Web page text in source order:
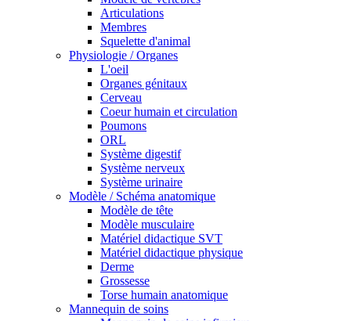
Articulations
Membres
Squelette d'animal
Physiologie / Organes
L'oeil
Organes génitaux
Cerveau
Coeur humain et circulation
Poumons
ORL
Système digestif
Système nerveux
Système urinaire
Modèle / Schéma anatomique
Modèle de tête
Modèle musculaire
Matériel didactique SVT
Matériel didactique physique
Derme
Grossesse
Torse humain anatomique
Mannequin de soins